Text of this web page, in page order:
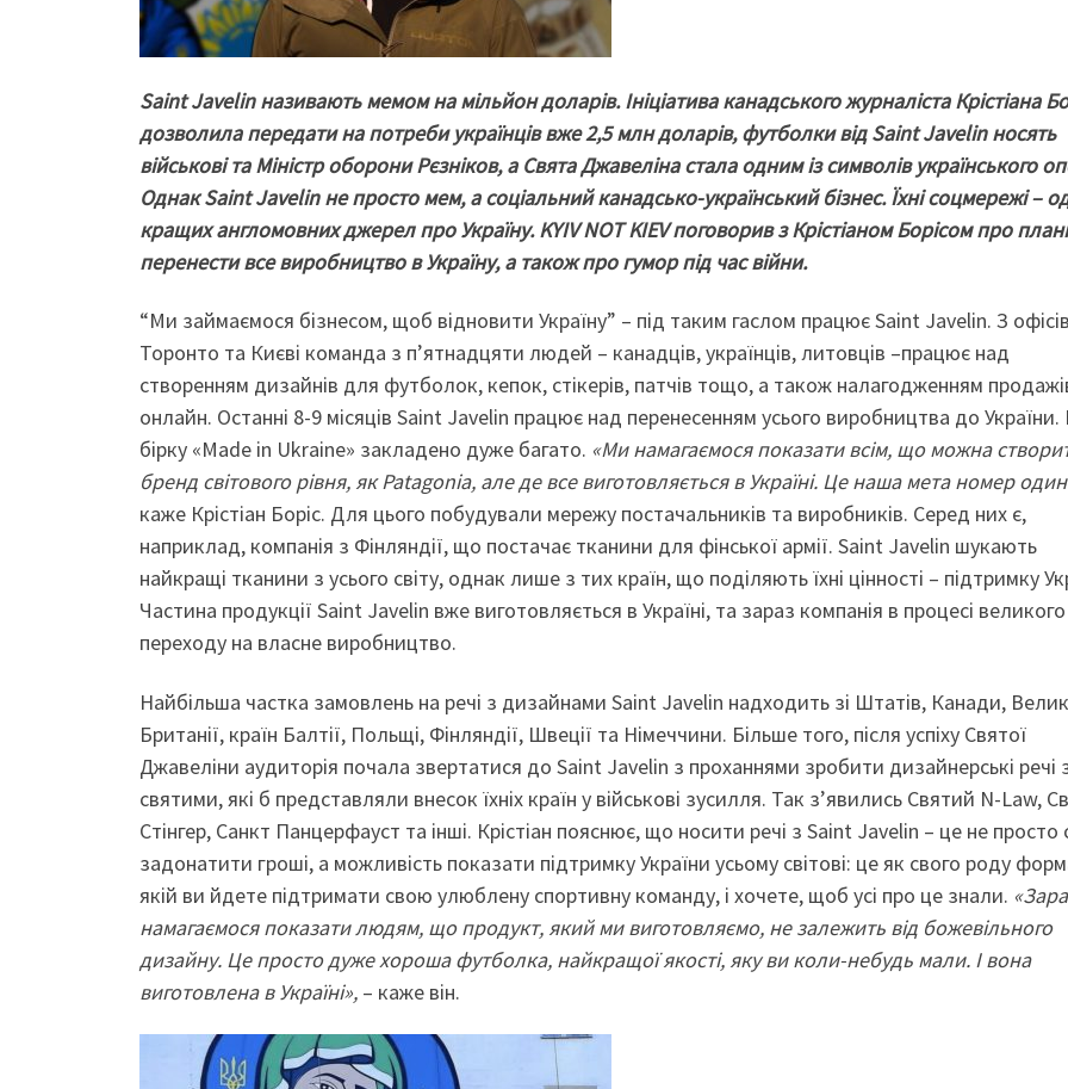
Saint Javelin називають мемом на мільйон доларів. Ініціатива канадського журналіста Крістіана
дозволила передати на потреби українців вже 2,5 млн доларів, футболки від Saint Javelin носять
військові та Міністр оборони Рєзніков, а Свята Джавеліна стала одним із символів українського
Однак Saint Javelin не просто мем, а соціальний канадсько-український бізнес. Їхні соцмережі –
кращих англомовних джерел про Україну. KYIV NOT KIEV поговорив з Крістіаном Борісом про
перенести все виробництво в Україну, а також про гумор під час війни.
“Ми займаємося бізнесом, щоб відновити Україну” – під таким гаслом працює Saint Javelin. З
Торонто та Києві команда з п’ятнадцяти людей – канадців, українців, литовців –працює над
створенням дизайнів для футболок, кепок, стікерів, патчів тощо, а також налагодженням
онлайн. Останні 8-9 місяців Saint Javelin працює над перенесенням усього виробництва до України.
бірку «Made in Ukraine» закладено дуже багато. «Ми намагаємося показати всім, що можна
бренд світового рівня, як Patagonia, але де все виготовляється в Україні. Це наша мета номер
каже Крістіан Боріс. Для цього побудували мережу постачальників та виробників. Серед них є,
наприклад, компанія з Фінляндії, що постачає тканини для фінської армії. Saint Javelin шукають
найкращі тканини з усього світу, однак лише з тих країн, що поділяють їхні цінності – підтримку
Частина продукції Saint Javelin вже виготовляється в Україні, та зараз компанія в процесі великого
переходу на власне виробництво.
Найбільша частка замовлень на речі з дизайнами Saint Javelin надходить зі Штатів, Канади,
Британії, країн Балтії, Польщі, Фінляндії, Швеції та Німеччини. Більше того, після успіху Святої
Джавеліни аудиторія почала звертатися до Saint Javelin з проханнями зробити дизайнерські речі
святими, які б представляли внесок їхніх країн у військові зусилля. Так з’явились Святий N-Law,
Стінгер, Санкт Панцерфауст та інші. Крістіан пояснює, що носити речі з Saint Javelin – це не просто
задонатити гроші, а можливість показати підтримку України усьому світові: це як свого роду
якій ви йдете підтримати свою улюблену спортивну команду, і хочете, щоб усі про це знали.
намагаємося показати людям, що продукт, який ми виготовляємо, не залежить від божевільного
дизайну. Це просто дуже хороша футболка, найкращої якості, яку ви коли-небудь мали. І вона
виготовлена в Україні», – каже він.